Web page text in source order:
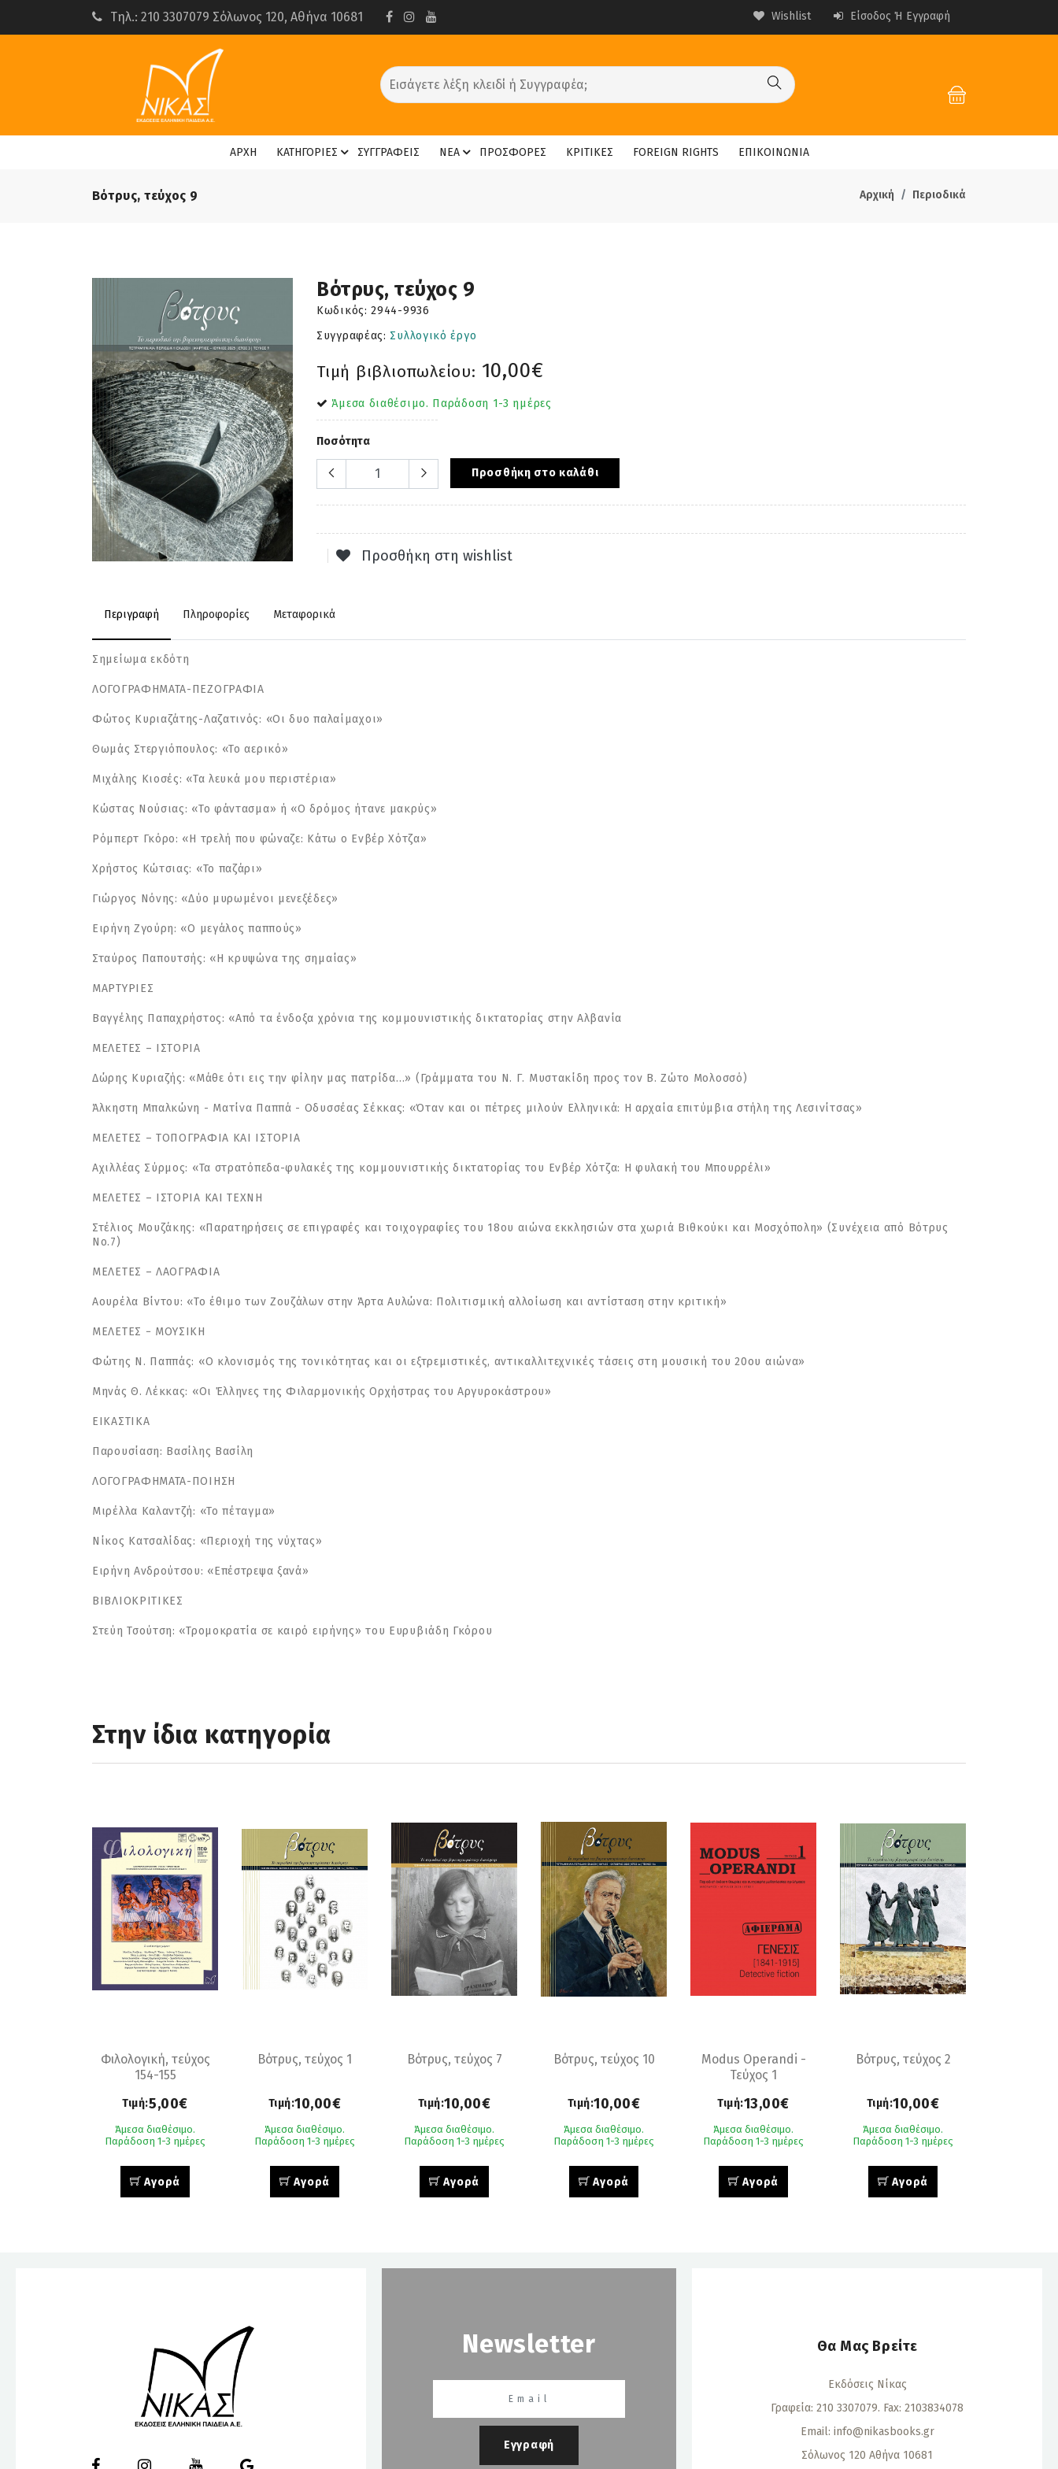
Τηλ.: 210 3307079 Σόλωνος 120, Αθήνα 10681 Wishlist Είσοδος Ή Εγγραφή
ΑΡΧΗ ΚΑΤΗΓΟΡΙΕΣ ΣΥΓΓΡΑΦΕΙΣ ΝΕΑ ΠΡΟΣΦΟΡΕΣ ΚΡΙΤΙΚΕΣ FOREIGN RIGHTS ΕΠΙΚΟΙΝΩΝΙΑ
Βότρυς, τεύχος 9 Αρχική Περιοδικά
Βότρυς, τεύχος 9
Κωδικός:2944-9936
Συγγραφέας: Συλλογικό έργο
Τιμή βιβλιοπωλείου: 10,00€
Άμεσα διαθέσιμο. Παράδοση 1-3 ημέρες
Ποσότητα
Προσθήκη στο καλάθι
Προσθήκη στη wishlist
Περιγραφή Πληροφορίες Μεταφορικά
Σημείωμα εκδότη
ΛΟΓΟΓΡΑΦΗΜΑΤΑ-ΠΕΖΟΓΡΑΦΙΑ
Φώτος Κυριαζάτης-Λαζατινός: «Οι δυο παλαίμαχοι»
Θωμάς Στεργιόπουλος: «Το αερικό»
Μιχάλης Κιοσές: «Τα λευκά μου περιστέρια»
Κώστας Νούσιας: «Το φάντασμα» ή «Ο δρόμος ήτανε μακρύς»
Ρόμπερτ Γκόρο: «H τρελή που φώναζε: Κάτω ο Ενβέρ Χότζα»
Χρήστος Κώτσιας: «Το παζάρι»
Γιώργος Νόνης: «Δύο μυρωμένοι μενεξέδες»
Ειρήνη Ζγούρη: «Ο μεγάλος παππούς»
Σταύρος Παπουτσής: «Η κρυψώνα της σημαίας»
ΜΑΡΤΥΡΙΕΣ
Βαγγέλης Παπαχρήστος: «Από τα ένδοξα χρόνια της κομμουνιστικής δικτατορίας στην Αλβανία
ΜΕΛΕΤΕΣ – ΙΣΤΟΡΙΑ
Δώρης Κυριαζής: «Μάθε ότι εις την φίλην μας πατρίδα…» (Γράμματα του Ν. Γ. Μυστακίδη προς τον Β. Ζώτο Μολοσσό)
Άλκηστη Μπαλκώνη - Ματίνα Παππά - Οδυσσέας Σέκκας: «Όταν και οι πέτρες μιλούν Ελληνικά: Η αρχαία επιτύμβια στήλη της Λεσινίτσας»
ΜΕΛΕΤΕΣ – ΤΟΠΟΓΡΑΦΙΑ ΚΑΙ ΙΣΤΟΡΙΑ
Αχιλλέας Σύρμος: «Τα στρατόπεδα-φυλακές της κομμουνιστικής δικτατορίας του Ενβέρ Χότζα: Η φυλακή του Μπουρρέλι»
ΜΕΛΕΤΕΣ – ΙΣΤΟΡΙΑ ΚΑΙ ΤΕΧΝΗ
Στέλιος Μουζάκης: «Παρατηρήσεις σε επιγραφές και τοιχογραφίες του 18ου αιώνα εκκλησιών στα χωριά Βιθκούκι και Μοσχόπολη» (Συνέχεια από Βότρυς
Νο.7)
ΜΕΛΕΤΕΣ – ΛΑΟΓΡΑΦΙΑ
Αουρέλα Βίντου: «Το έθιμο των Ζουζάλων στην Άρτα Αυλώνα: Πολιτισμική αλλοίωση και αντίσταση στην κριτική»
ΜΕΛΕΤΕΣ − ΜΟΥΣΙΚΗ
Φώτης Ν. Παππάς: «Ο κλονισμός της τονικότητας και οι εξτρεμιστικές, αντικαλλιτεχνικές τάσεις στη μουσική του 20ου αιώνα»
Μηνάς Θ. Λέκκας: «Οι Έλληνες της Φιλαρμονικής Ορχήστρας του Αργυροκάστρου»
ΕΙΚΑΣΤΙΚΑ
Παρουσίαση: Βασίλης Βασίλη
ΛΟΓΟΓΡΑΦΗΜΑΤΑ-ΠΟΙΗΣΗ
Μιρέλλα Καλαντζή: «Το πέταγμα»
Νίκος Κατσαλίδας: «Περιοχή της νύχτας»
Ειρήνη Ανδρούτσου: «Επέστρεψα ξανά»
ΒΙΒΛΙΟΚΡΙΤΙΚΕΣ
Στεύη Τσούτση: «Τρομοκρατία σε καιρό ειρήνης» του Ευρυβιάδη Γκόρου
Στην ίδια κατηγορία
Φιλολογική, τεύχος
154-155
Τιμή:5,00€
Άμεσα διαθέσιμο.
Παράδοση 1-3 ημέρες
Αγορά
Βότρυς, τεύχος 1
Τιμή:10,00€
Άμεσα διαθέσιμο.
Παράδοση 1-3 ημέρες
Αγορά
Βότρυς, τεύχος 7
Τιμή:10,00€
Άμεσα διαθέσιμο.
Παράδοση 1-3 ημέρες
Αγορά
Βότρυς, τεύχος 10
Τιμή:10,00€
Άμεσα διαθέσιμο.
Παράδοση 1-3 ημέρες
Αγορά
Modus Operandi -
Τεύχος 1
Τιμή:13,00€
Άμεσα διαθέσιμο.
Παράδοση 1-3 ημέρες
Αγορά
Βότρυς, τεύχος 2
Τιμή:10,00€
Άμεσα διαθέσιμο.
Παράδοση 1-3 ημέρες
Αγορά
Newsletter
Εγγραφή
Θα Μας Βρείτε
Εκδόσεις Νίκας
Γραφεία: 210 3307079. Fax: 2103834078
Email: info@nikasbooks.gr
Σόλωνος 120 Αθήνα 10681